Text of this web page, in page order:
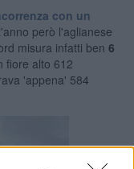
con un
però l'aglianese
misura infatti ben 6
fiore alto 612
'appena' 584